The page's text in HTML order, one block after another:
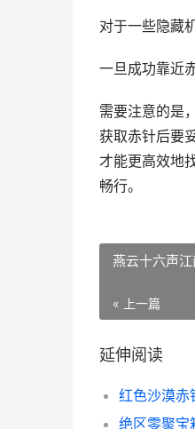
对于一些隐藏
一旦成功靠近
需要注意的是
获取赤针后要
才能更高效地
畅行。
燕云十六声
« 上一篇
延伸阅读
红色沙漠赤
绝区零聚宝